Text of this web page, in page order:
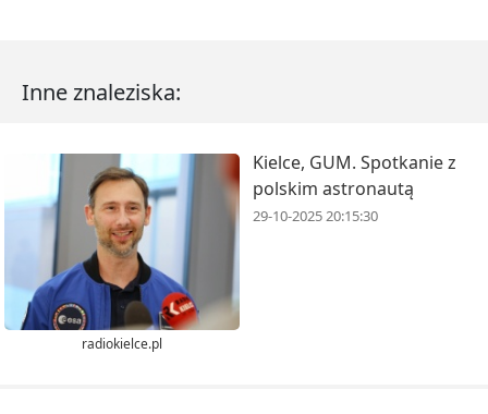
Inne znaleziska:
radiokielce.pl
Kielce, GUM. Spotkanie z
polskim astronautą
29-10-2025 20:15:30